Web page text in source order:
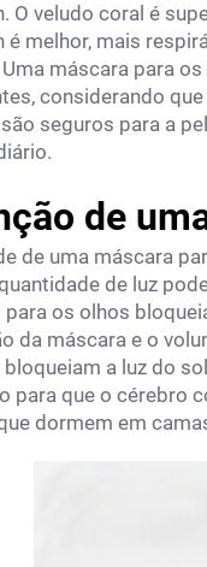
O veludo coral é
melhor, mais
máscara para
considerando
seguros para a
de
de uma máscara
de luz
para os olhos
da máscara e o
a luz do
para que o cérebro
dormem em